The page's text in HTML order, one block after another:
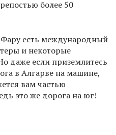
более 50
есть международный
и некоторые
даже если приземлитесь
в Алгарве на машине,
вам частью
это же дорога на юг!